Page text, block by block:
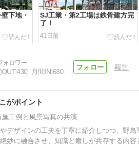
下地・
SJ工業・第2工場は鉄骨建方完
了！
41日前
着工し
OUT:430 月間IN:680
報告
がポイント
施工例と風景写真の共演
デザインの工夫を丁寧に紹介しつつ、野
妙に融合させ、知識と癒しが共存する内